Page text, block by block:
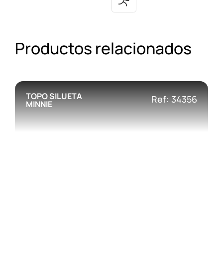
Productos relacionados
TOPO SILUETA
MINNIE Ref: 34356